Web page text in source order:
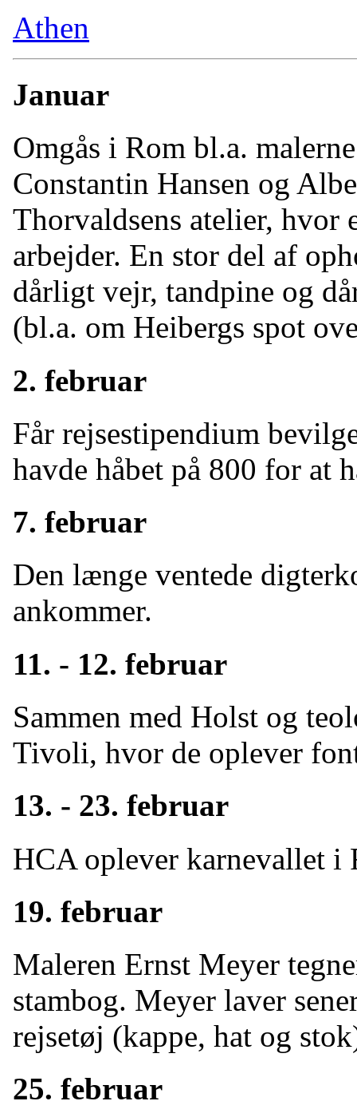
Athen
Januar
Omgås i Rom bl.a.
Constantin Hansen og
Thorvaldsens atelier, hvor
arbejder. En stor del af
dårligt vejr, tandpine og
(bl.a. om Heibergs spot
2. februar
Får rejsestipendium
havde håbet på 800 for at
7. februar
Den længe ventede
ankommer.
11. - 12. februar
Sammen med Holst og
Tivoli, hvor de oplever
13. - 23. februar
HCA oplever karnevallet i
19. februar
Maleren Ernst Meyer
stambog. Meyer laver
rejsetøj (kappe, hat og
25. februar